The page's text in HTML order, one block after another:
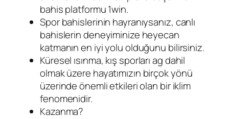
bahis platformu 1win.
Spor bahislerinin hayranıysanız, canlı
bahislerin deneyiminize heyecan
katmanın en iyi yolu olduğunu bilirsiniz.
Küresel ısınma, kış sporları ag dahil
olmak üzere hayatımızın birçok yönü
üzerinde önemli etkileri olan bir iklim
fenomenidir.
Kazanma?